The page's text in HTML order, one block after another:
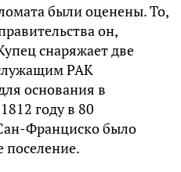
были оценены. То,
он,
снаряжает две
РАК
основания в
году в 80
Франциско было
поселение.